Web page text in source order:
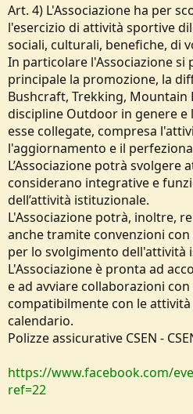
Art. 4) L'Associazione ha per
l'esercizio di attività sportive
sociali, culturali, benefiche, di
In particolare l'Associazione si
principale la promozione, la
Bushcraft, Trekking, Mountain
discipline Outdoor in genere e
esse collegate, compresa
l'aggiornamento e il
L’Associazione potrà svolgere
considerano integrative e
dell’attività istituzionale.
L'Associazione potrà, inoltre,
anche tramite convenzioni
per lo svolgimento dell'attività
L'Associazione è pronta ad
e ad avviare collaborazioni
compatibilmente con le
calendario.
Polizze assicurative CSEN -
https://www.facebook.com/
ref=22